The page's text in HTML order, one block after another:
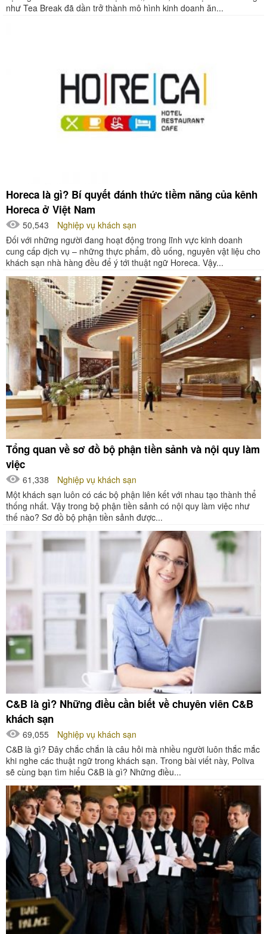
như Tea Break đã dần trở thành mô hình kinh doanh ăn...
Horeca là gì? Bí quyết đánh thức tiềm năng của kênh
Horeca ở Việt Nam
50,543
Nghiệp vụ khách sạn
Đối với những người đang hoạt động trong lĩnh vực kinh doanh
cung cấp dịch vụ – những thực phẩm, đồ uống, nguyên vật liệu cho
khách sạn nhà hàng đều để ý tới thuật ngữ Horeca. Vậy...
Tổng quan về sơ đồ bộ phận tiền sảnh và nội quy làm
việc
61,338
Nghiệp vụ khách sạn
Một khách sạn luôn có các bộ phận liên kết với nhau tạo thành thể
thống nhất. Vậy trong bộ phận tiền sảnh có nội quy làm việc như
thế nào? Sơ đồ bộ phận tiền sảnh được...
C&B là gì? Những điều cần biết về chuyên viên C&B
khách sạn
69,055
Nghiệp vụ khách sạn
C&B là gì? Đây chắc chắn là câu hỏi mà nhiều người luôn thắc mắc
khi nghe các thuật ngữ trong khách sạn. Trong bài viết này, Poliva
sẽ cùng bạn tìm hiểu C&B là gì? Những điều...